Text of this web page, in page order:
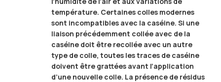
température. Certaines colles modernes
sont incompatibles avec la caséine. Si une
liaison précédemment collée avec de la
caséine doit être recollée avec un autre
type de colle, toutes les traces de caséine
doivent être grattées avant l’application
d’une nouvelle colle. La présence de résidus